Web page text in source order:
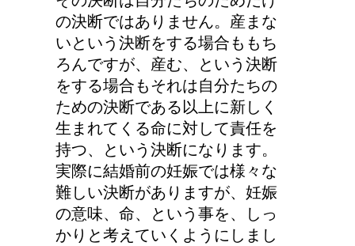
の決断ではありません。産まな
いという決断をする場合ももち
ろんですが、産む、という決断
をする場合もそれは自分たちの
ための決断である以上に新しく
生まれてくる命に対して責任を
持つ、という決断になります。
実際に結婚前の妊娠では様々な
難しい決断がありますが、妊娠
の意味、命、という事を、しっ
かりと考えていくようにしまし